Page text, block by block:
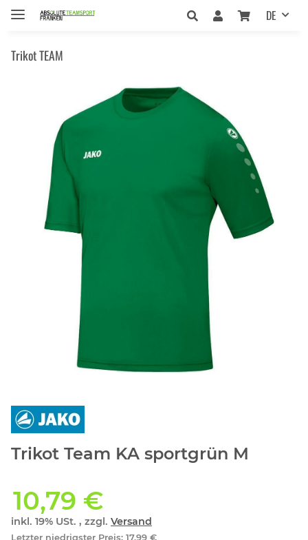
DE
Trikot TEAM
Trikot Team KA sportgrün M
10,79 €
inkl. 19% USt. , zzgl. Versand
Letzter niedrigster Preis: 17,99 €